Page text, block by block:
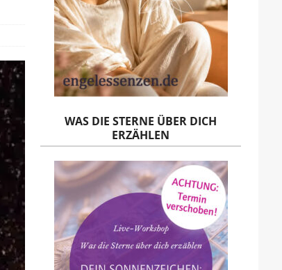
WAS DIE STERNE ÜBER DICH
ERZÄHLEN